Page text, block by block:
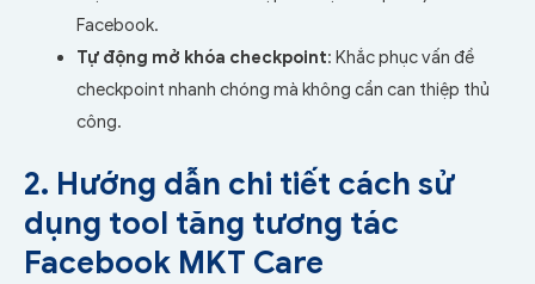
Facebook.
Tự động mở khóa checkpoint: Khắc phục vấn đề
checkpoint nhanh chóng mà không cần can thiệp thủ
công.
2. Hướng dẫn chi tiết cách sử
dụng tool tăng tương tác
Facebook MKT Care